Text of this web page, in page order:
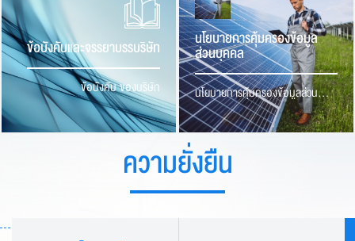
ข้อบังคับและจรรยาบรรบริษัท
ข้อบังคับ ของบริษัท
นโยบายการคุ้มครองข้อมูล
ส่วนบุคคล
นโยบายการคุ้มครองข้อมูลส่วน
บุคคล
ความยั่งยืน